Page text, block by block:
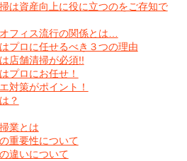
は資産向上に役に立つのをご存知で
フィス流行の関係とは…
プロに任せるべき３つの理由
店舗清掃が必須!!
プロにお任せ！
対策がポイント！
？
業とは
重要性について
違いについて